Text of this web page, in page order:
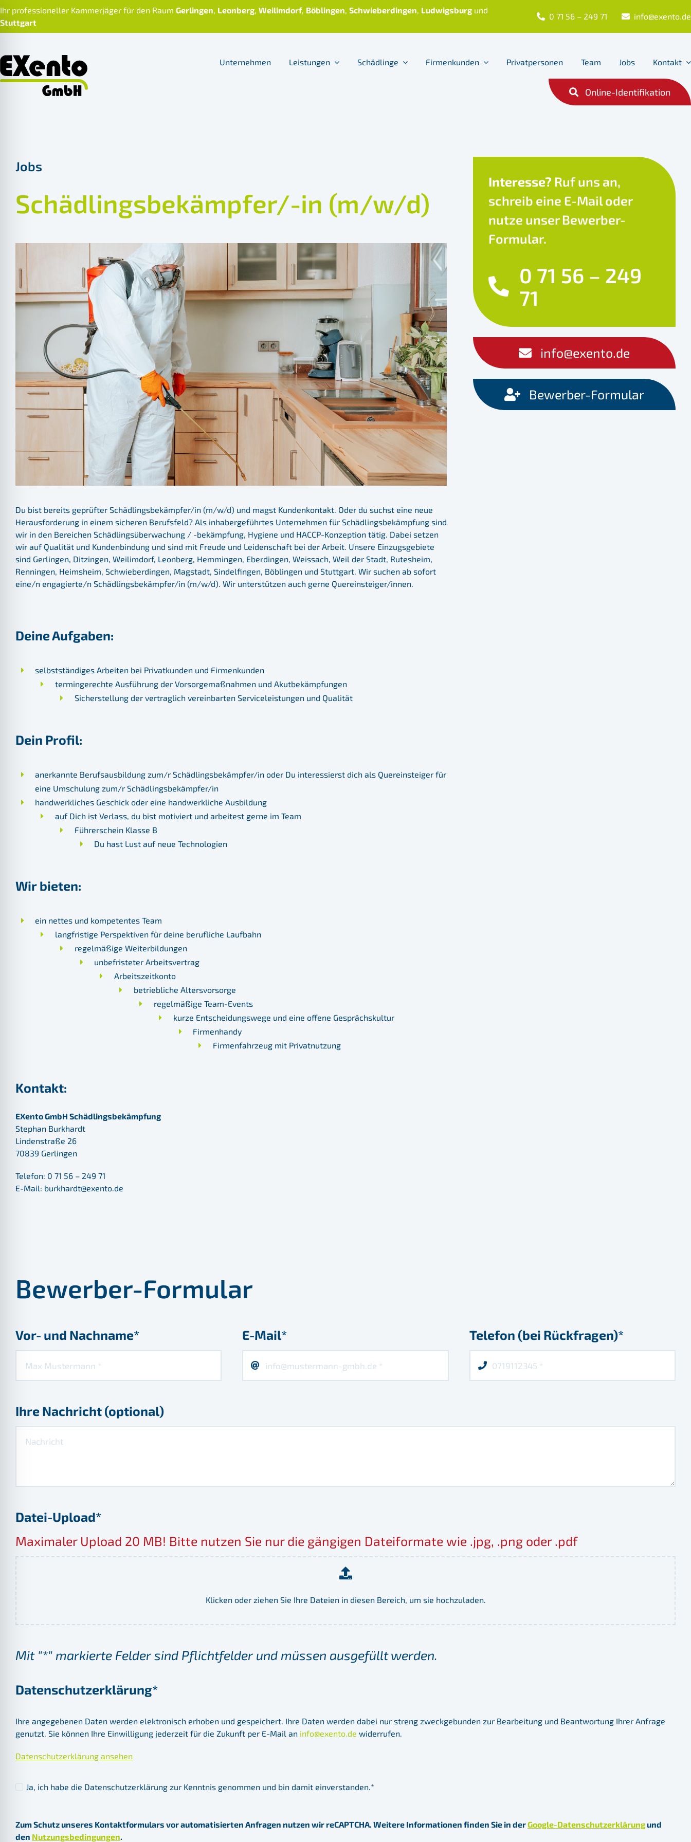
Skip
to
content
Ihr professioneller Kammerjäger für den Raum Gerlingen, Leonberg, Weilimdorf, Böblingen, Schwieberdingen, Ludwigsburg und
Stuttgart
0 71 56 – 249 71 info@exento.de
Unternehmen Leistungen Schädlinge Firmenkunden Privatpersonen Team Jobs Kontakt
Online-Identifikation
Jobs
Schädlingsbekämpfer/-in (m/w/d)
Du bist bereits geprüfter Schädlingsbekämpfer/in (m/w/d) und magst Kundenkontakt. Oder du suchst eine neue
Herausforderung in einem sicheren Berufsfeld? Als inhabergeführtes Unternehmen für Schädlingsbekämpfung sind
wir in den Bereichen Schädlingsüberwachung / -bekämpfung, Hygiene und HACCP-Konzeption tätig. Dabei setzen
wir auf Qualität und Kundenbindung und sind mit Freude und Leidenschaft bei der Arbeit. Unsere Einzugsgebiete
sind Gerlingen, Ditzingen, Weilimdorf, Leonberg, Hemmingen, Eberdingen, Weissach, Weil der Stadt, Rutesheim,
Renningen, Heimsheim, Schwieberdingen, Magstadt, Sindelfingen, Böblingen und Stuttgart. Wir suchen ab sofort
eine/n engagierte/n Schädlingsbekämpfer/in (m/w/d). Wir unterstützen auch gerne Quereinsteiger/innen.
Deine Aufgaben:
selbstständiges Arbeiten bei Privatkunden und Firmenkunden
termingerechte Ausführung der Vorsorgemaßnahmen und Akutbekämpfungen
Sicherstellung der vertraglich vereinbarten Serviceleistungen und Qualität
Dein Profil:
anerkannte Berufsausbildung zum/r Schädlingsbekämpfer/in oder Du interessierst dich als Quereinsteiger für
eine Umschulung zum/r Schädlingsbekämpfer/in
handwerkliches Geschick oder eine handwerkliche Ausbildung
auf Dich ist Verlass, du bist motiviert und arbeitest gerne im Team
Führerschein Klasse B
Du hast Lust auf neue Technologien
Wir bieten:
ein nettes und kompetentes Team
langfristige Perspektiven für deine berufliche Laufbahn
regelmäßige Weiterbildungen
unbefristeter Arbeitsvertrag
Arbeitszeitkonto
betriebliche Altersvorsorge
regelmäßige Team-Events
kurze Entscheidungswege und eine offene Gesprächskultur
Firmenhandy
Firmenfahrzeug mit Privatnutzung
Kontakt:
EXento GmbH Schädlingsbekämpfung
Stephan Burkhardt
Lindenstraße 26
70839 Gerlingen
Telefon: 0 71 56 – 249 71
E-Mail: burkhardt@exento.de
Interesse? Ruf uns an,
schreib eine E-Mail oder
nutze unser Bewerber-
Formular.
0 71 56 – 249
71
info@exento.de
Bewerber-Formular
Bewerber-Formular
Vor- und Nachname* E-Mail* Telefon (bei Rückfragen)*
Ihre Nachricht (optional)
Datei-Upload*
Maximaler Upload 20 MB! Bitte nutzen Sie nur die gängigen Dateiformate wie .jpg, .png oder .pdf
Klicken oder ziehen Sie Ihre Dateien in diesen Bereich, um sie hochzuladen.
Mit "*" markierte Felder sind Pflichtfelder und müssen ausgefüllt werden.
Datenschutzerklärung*
Ihre angegebenen Daten werden elektronisch erhoben und gespeichert. Ihre Daten werden dabei nur streng zweckgebunden zur Bearbeitung und Beantwortung Ihrer Anfrage
genutzt. Sie können Ihre Einwilligung jederzeit für die Zukunft per E-Mail an info@exento.de widerrufen.
Datenschutzerklärung ansehen
Ja, ich habe die Datenschutzerklärung zur Kenntnis genommen und bin damit einverstanden.*
Zum Schutz unseres Kontaktformulars vor automatisierten Anfragen nutzen wir reCAPTCHA. Weitere Informationen finden Sie in derGoogle-Datenschutzerklärungund
den Nutzungsbedingungen.